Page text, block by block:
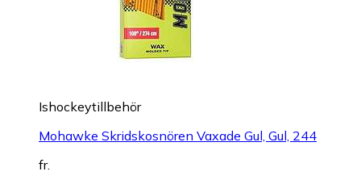
Ishockeytillbehör
Mohawke Skridskosnören Vaxade Gul, Gul, 244
fr.